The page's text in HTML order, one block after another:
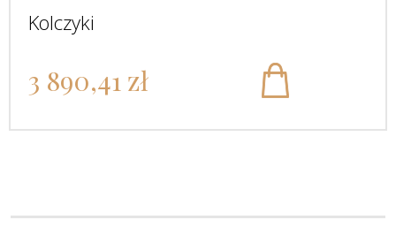
Kolczyki
3 890,41 zł